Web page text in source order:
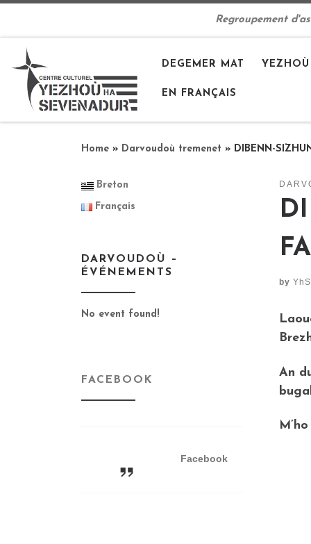
Regroupement
DEGEMER MAT
EN FRANÇAIS
Home » Darvoudoù tremenet » DIBENN-
by YhS
An
Breton
Français
DARVOUDOÙ –
ÉVÉNEMENTS
No event found!
FACEBOOK
Facebook